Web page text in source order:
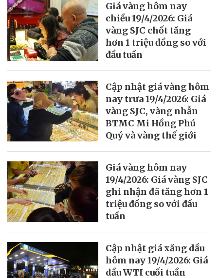
Giá vàng hôm nay
chiều 19/4/2026: Giá
vàng SJC chốt tăng
hơn 1 triệu đồng so với
đầu tuần
Cập nhật giá vàng hôm
nay trưa 19/4/2026: Giá
vàng SJC, vàng nhẫn
BTMC Mi Hồng Phú
Quý và vàng thế giới
Giá vàng hôm nay
19/4/2026: Giá vàng SJC
ghi nhận đã tăng hơn 1
triệu đồng so với đầu
tuần
Cập nhật giá xăng dầu
hôm nay 19/4/2026: Giá
dầu WTI cuối tuần